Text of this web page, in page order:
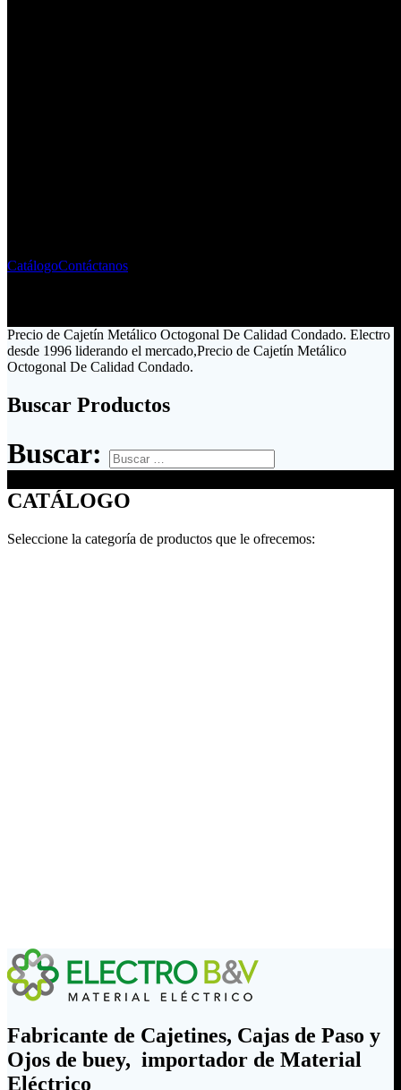
CatálogoContáctanos
Precio de Cajetín Metálico Octogonal De Calidad Condado. Electro
desde 1996 liderando el mercado,Precio de Cajetín Metálico
Octogonal De Calidad Condado.
Buscar Productos
Buscar:
CATÁLOGO
Seleccione la categoría de productos que le ofrecemos:
Fabricante de Cajetines, Cajas de Paso y
Ojos de buey, importador de Material
Eléctrico